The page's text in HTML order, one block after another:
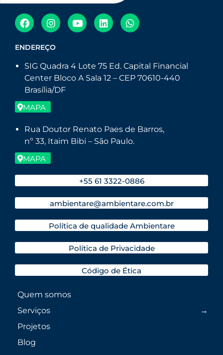
ENDEREÇO
SIG Quadra 4 Lote 75 Ed. Capital Financial
Center Bloco A Sala 12 – CEP 70610-440
Brasília/DF
MAPA
Rua Doutor Renato Paes de Barros,
nº 33, Itaim Bibi – São Paulo.
MAPA
+55 61 3322-0886
ambientare@ambientare.com.br
Política de qualidade Ambientare
Política de Privacidade
Código de Ética
Quem somos
Serviços
Projetos
Blog